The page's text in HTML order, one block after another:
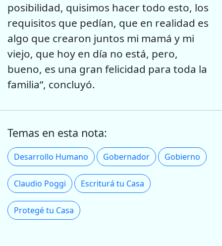
posibilidad, quisimos hacer todo esto, los
requisitos que pedían, que en realidad es
algo que crearon juntos mi mamá y mi
viejo, que hoy en día no está, pero,
bueno, es una gran felicidad para toda la
familia”, concluyó.
Temas en esta nota:
Desarrollo Humano Gobernador Gobierno
Claudio Poggi Escriturá tu Casa
Protegé tu Casa